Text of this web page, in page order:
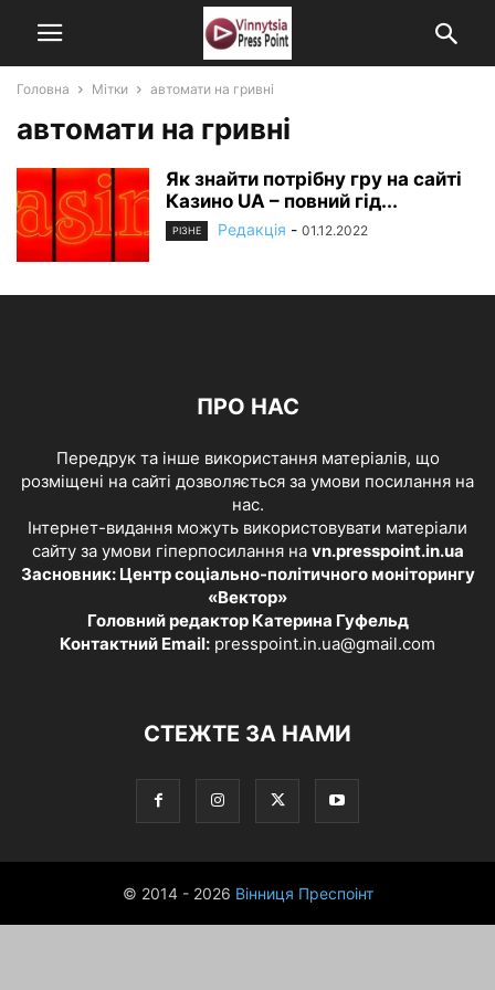
Головна Мітки автомати на гривні
автомати на гривні
Як знайти потрібну гру на сайті
Казино UA – повний гід...
РІЗНЕ Редакція - 01.12.2022
ПРО НАС
Передрук та інше використання матеріалів, що
розміщені на сайті дозволяється за умови посилання на
нас.
Інтернет-видання можуть використовувати матеріали
сайту за умови гіперпосилання на vn.presspoint.in.ua
Засновник: Центр соціально-політичного моніторингу
«Вектор»
Головний редактор Катерина Гуфельд
Контактний Email: presspoint.in.ua@gmail.com
СТЕЖТЕ ЗА НАМИ
© 2014 - 2026 Вінниця Преспоінт